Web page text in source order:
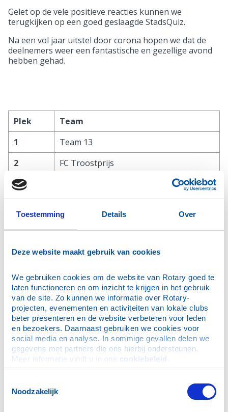
Toestemming Details Over
Deze website maakt gebruik van cookies
We gebruiken cookies om de website van Rotary goed te
laten functioneren en om inzicht te krijgen in het gebruik
van de site. Zo kunnen we informatie over Rotary-
projecten, evenementen en activiteiten van lokale clubs
beter presenteren en de website verbeteren voor leden
en bezoekers. Daarnaast gebruiken we cookies voor
social media en analyse. In sommige gevallen delen we
gegevens met partners die ons hierbij ondersteunen.
Meer informatie vindt u in ons cookiebeleid
Noodzakelijk
Gelet op de vele positieve reacties kunnen we
terugkijken op een goed geslaagde StadsQuiz.
Na een vol jaar uitstel door corona hopen we dat de
deelnemers weer een fantastische en gezellige avond
hebben gehad.
Plek
Team
1
Team 13
2
FC Troostprijs
3
6
De Klepperman
8
C.K. de rooie 11
9
De Zandselui
10
Vrienden van Huissen
11
Gilden Huissen
12
Mea Vota
13